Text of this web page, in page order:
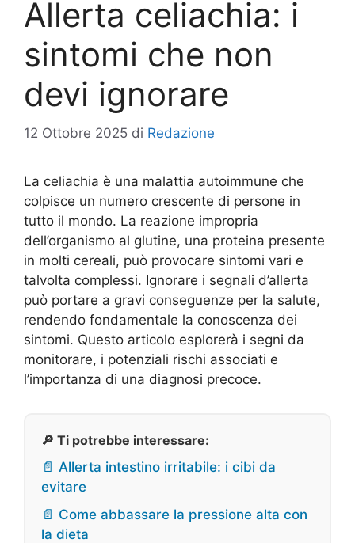
Allerta celiachia: i
sintomi che non
devi ignorare
12 Ottobre 2025 di Redazione
La celiachia è una malattia autoimmune che
colpisce un numero crescente di persone in
tutto il mondo. La reazione impropria
dell’organismo al glutine, una proteina presente
in molti cereali, può provocare sintomi vari e
talvolta complessi. Ignorare i segnali d’allerta
può portare a gravi conseguenze per la salute,
rendendo fondamentale la conoscenza dei
sintomi. Questo articolo esplorerà i segni da
monitorare, i potenziali rischi associati e
l’importanza di una diagnosi precoce.
🔎 Ti potrebbe interessare:
📄 Allerta intestino irritabile: i cibi da
evitare
📄 Come abbassare la pressione alta con
la dieta